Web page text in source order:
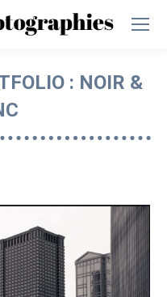
: NOIR &
êtes ici :